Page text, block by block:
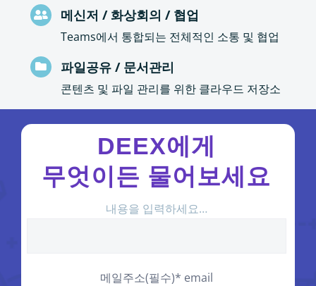
메신저 / 화상회의 / 협업
Teams에서 통합되는 전체적인 소통 및 협업
파일공유 / 문서관리
콘텐츠 및 파일 관리를 위한 클라우드 저장소
DEEX에게
무엇이든 물어보세요
내용을 입력하세요…
메일주소(필수)* email